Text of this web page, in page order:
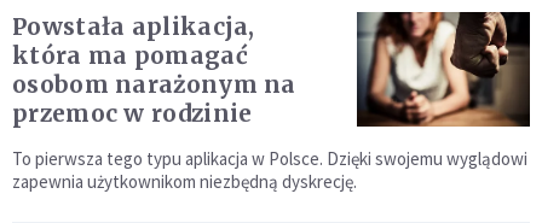
Powstała aplikacja,
która ma pomagać
osobom narażonym na
przemoc w rodzinie
To pierwsza tego typu aplikacja w Polsce. Dzięki swojemu wyglądowi
zapewnia użytkownikom niezbędną dyskrecję.